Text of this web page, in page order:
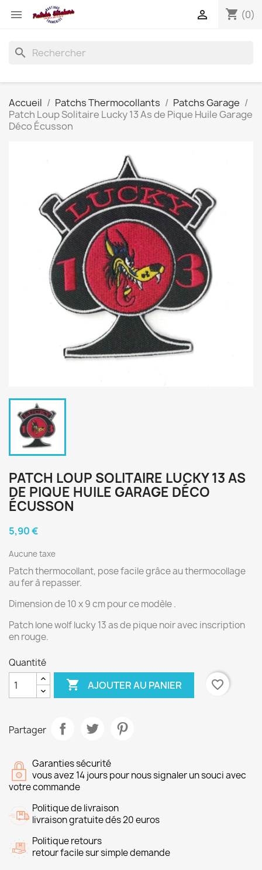
 shopping_cart (0)

search
Accueil Patchs Thermocollants
Patchs Garage
Patch Loup Solitaire Lucky 13 As de Pique Huile Garage
Déco Écusson
PATCH LOUP SOLITAIRE LUCKY 13 AS
DE PIQUE HUILE GARAGE DÉCO
ÉCUSSON
5,90 €
Aucune taxe
Patch thermocollant, pose facile grâce au thermocollage
au fer à repasser.
Dimension de 10 x 9 cm pour ce modèle .
Patch lone wolf lucky 13 as de pique noir avec inscription
en rouge.
Quantité
 AJOUTER AU PANIER favorite_border
Partager
Garanties sécurité
vous avez 14 jours pour nous signaler un souci avec
votre commande
Politique de livraison
livraison gratuite dés 20 euros
Politique retours
retour facile sur simple demande